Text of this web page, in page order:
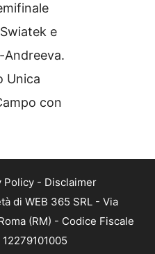
e
Andreeva.
Unica
con
Policy- Disclaimer
di WEB 365 SRL - Via
(RM) - Codice Fiscale